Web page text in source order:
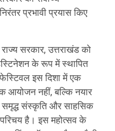
प्रभावी प्रयास किए
सरकार, उत्तराखंड को
के रूप में स्थापित
इस दिशा में एक
आयोजन नहीं, बल्कि नयार
समृद्ध संस्कृति और साहसिक
है। इस महोत्सव के